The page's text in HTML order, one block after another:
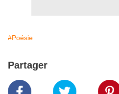
#Poésie
Partager